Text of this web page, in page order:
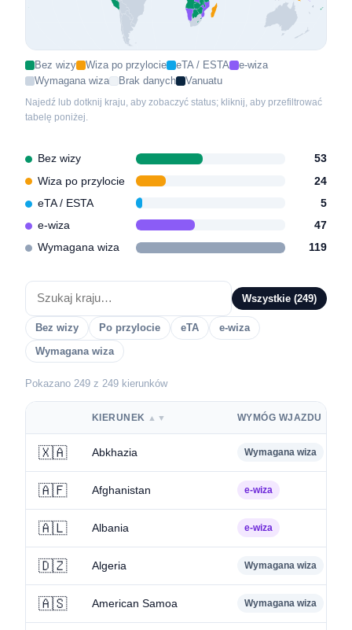
Bez wizy Wiza po przylocie eTA / ESTA
e-wiza
Wymagana wiza
Brak danych Vanuatu
Najedź lub dotknij kraju, aby zobaczyć status; kliknij, aby przefiltrować
tabelę poniżej.
Bez wizy
53
Wiza po przylocie
24
eTA / ESTA
5
e-wiza
47
Wymagana wiza
119
Wszystkie (249)
Bez wizy Po przylocie eTA
e-wiza
Wymagana wiza
Pokazano 249 z 249 kierunków
KIERUNEK ▲▼ WYMÓG WJAZDU
🇽🇦 Abkhazia Wymagana wiza
🇦🇫 Afghanistan e-wiza
🇦🇱 Albania e-wiza
🇩🇿 Algeria Wymagana wiza
🇦🇸 American Samoa Wymagana wiza